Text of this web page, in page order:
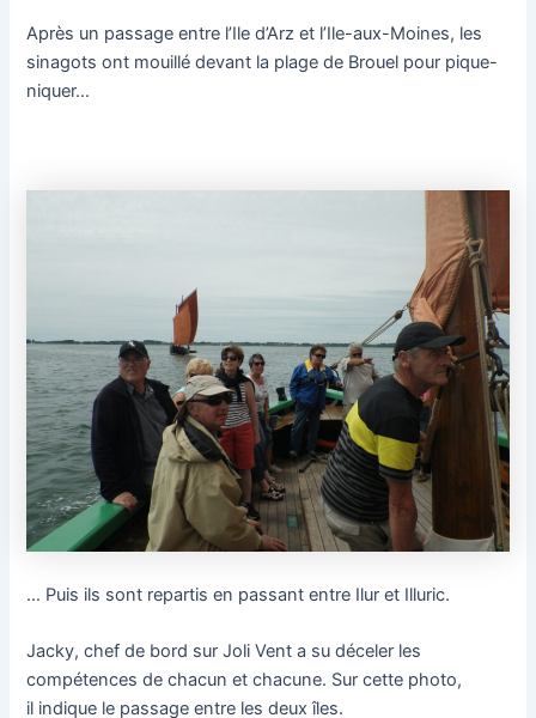
Après un passage entre l’Ile d’Arz et l’Ile-aux-Moines, les
sinagots ont mouillé devant la plage de Brouel pour pique-
niquer…
… Puis ils sont repartis en passant entre Ilur et Illuric.
Jacky, chef de bord sur Joli Vent a su déceler les
compétences de chacun et chacune. Sur cette photo,
il indique le passage entre les deux îles.